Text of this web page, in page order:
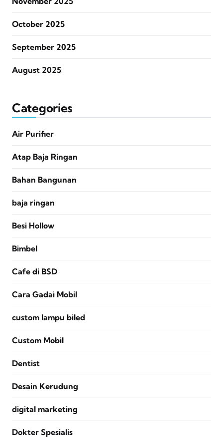
October 2025
September 2025
August 2025
Categories
Air Purifier
Atap Baja Ringan
Bahan Bangunan
baja ringan
Besi Hollow
Bimbel
Cafe di BSD
Cara Gadai Mobil
custom lampu biled
Custom Mobil
Dentist
Desain Kerudung
digital marketing
Dokter Spesialis